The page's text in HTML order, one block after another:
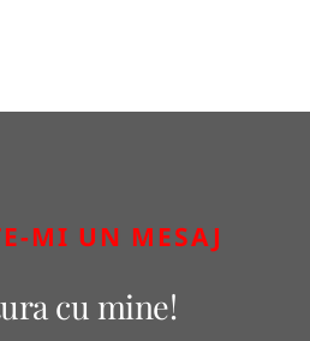
MI UN MESAJ
cu mine!